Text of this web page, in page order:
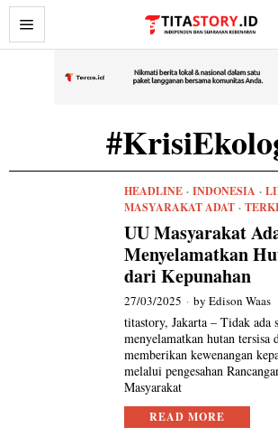
HEADLINE · INDONESIA ·
MASYARAKAT ADAT ·
UU Masyarakat
Menyelamatkan
dari Kepunahan
27/03/2025 byEdison Waas
titastory, Jakarta – Tidak ada
menyelamatkan hutan tersisa
memberikan kewenangan
melalui pengesahan
Masyarakat
READ MORE